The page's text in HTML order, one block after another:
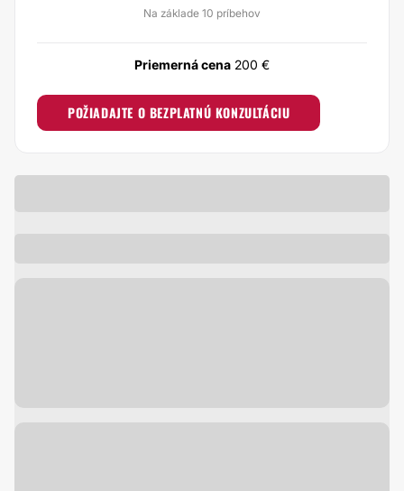
Na základe 10 príbehov
Priemerná cena 200 €
POŽIADAJTE O BEZPLATNÚ KONZULTÁCIU